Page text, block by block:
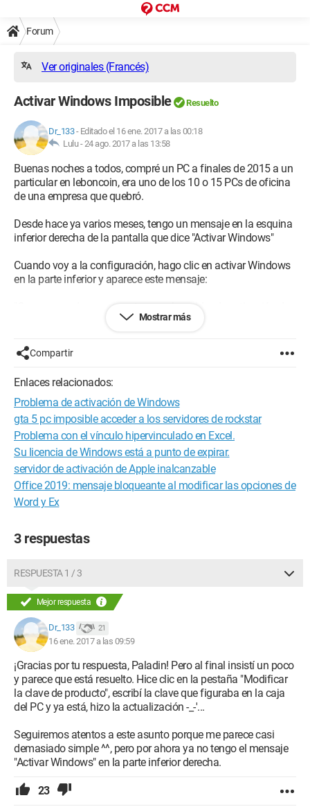
Forum
Ver originales (Francés)
Activar Windows Imposible Resuelto
Dr_133- Editado el 16 ene. 2017 a las 00:18
Lulu -24 ago. 2017 a las 13:58
Buenas noches a todos, compré un PC a finales de 2015 a un
particular en leboncoin, era uno de los 10 o 15 PCs de oficina
de una empresa que quebró.
Desde hace ya varios meses, tengo un mensaje en la esquina
inferior derecha de la pantalla que dice "Activar Windows"
Cuando voy a la configuración, hago clic en activar Windows
en la parte inferior y aparece este mensaje:
"Como no podemos conectarnos al servidor de activación de
su organización, no podemos activar Windows en este
organización y vuelva a intentarlo.
Si sus problemas de activación persisten, póngase en
contacto con la persona encargada del soporte técnico en su
organización. Código de error: 0x8007007B."
Cuando intento hacer "solucionar problemas" en la parte
inferior, se abre una ventana con este mensaje:
"No podemos activar su copia de Windows. Verifique que está
conectado a Internet y vuelva a intentarlo. Si está conectado a
Internet y el problema persiste, comuníquese con su
administrador del sistema para más información."
que tal vez debería conectarme como administrador, pero no
Mostrar más
Compartir
Enlaces relacionados:
Problema de activación de Windows
gta 5 pc imposible acceder a los servidores de rockstar
Problema con el vínculo hipervinculado en Excel.
Su licencia de Windows está a punto de expirar.
servidor de activación de Apple inalcanzable
Office 2019: mensaje bloqueante al modificar las opciones de
Word y Ex
3 respuestas
RESPUESTA 1 / 3
Mejor respuesta
Dr_133 21
16 ene. 2017 a las 09:59
¡Gracias por tu respuesta, Paladin! Pero al final insistí un poco
y parece que está resuelto. Hice clic en la pestaña "Modificar
la clave de producto", escribí la clave que figuraba en la caja
del PC y ya está, hizo la actualización -_-'...
Seguiremos atentos a este asunto porque me parece casi
demasiado simple ^^, pero por ahora ya no tengo el mensaje
"Activar Windows" en la parte inferior derecha.
23